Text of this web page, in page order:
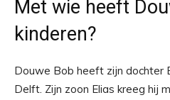
Met wie heeft
kinderen?
Douwe Bob heeft zijn dochter
Delft. Zijn zoon Elias kreeg hij